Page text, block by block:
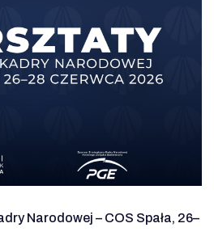
Narodowej – COS Spała, 26–